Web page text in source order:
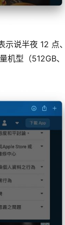
示说半夜 12 点
型（512GB、